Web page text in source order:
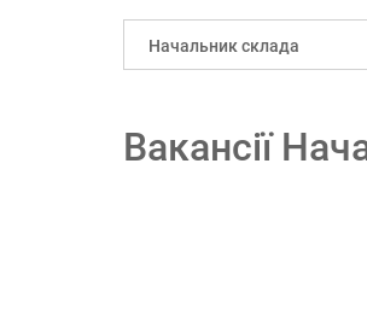
Начальник склада
Вакансії